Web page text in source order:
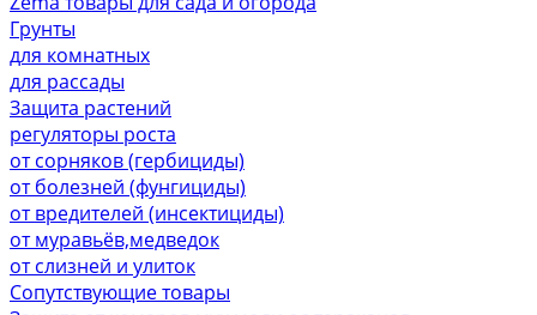
Грунты
для комнатных
для рассады
Защита растений
регуляторы роста
от сорняков (гербициды)
от болезней (фунгициды)
от вредителей (инсектициды)
от муравьёв,медведок
от слизней и улиток
Сопутствующие товары